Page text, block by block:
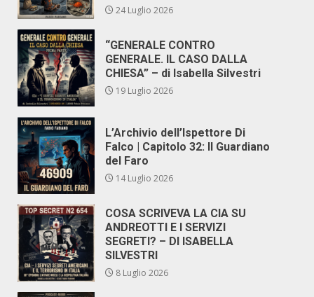
24 Luglio 2026
“GENERALE CONTRO
GENERALE. IL CASO DALLA
CHIESA” – di Isabella Silvestri
19 Luglio 2026
L’Archivio dell’Ispettore Di
Falco | Capitolo 32: Il Guardiano
del Faro
14 Luglio 2026
COSA SCRIVEVA LA CIA SU
ANDREOTTI E I SERVIZI
SEGRETI? – DI ISABELLA
SILVESTRI
8 Luglio 2026